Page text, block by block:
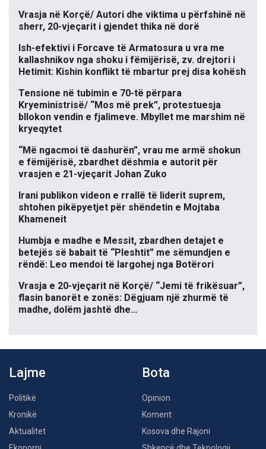
Vrasja në Korçë/ Autori dhe viktima u përfshinë në
sherr, 20-vjeçarit i gjendet thika në dorë
Ish-efektivi i Forcave të Armatosura u vra me
kallashnikov nga shoku i fëmijërisë, zv. drejtori i
Hetimit: Kishin konflikt të mbartur prej disa kohësh
Tensione në tubimin e 70-të përpara
Kryeministrisë/ “Mos më prek”, protestuesja
bllokon vendin e fjalimeve. Mbyllet me marshim në
kryeqytet
“Më ngacmoi të dashurën”, vrau me armë shokun
e fëmijërisë, zbardhet dëshmia e autorit për
vrasjen e 21-vjeçarit Johan Zuko
Irani publikon videon e rrallë të liderit suprem,
shtohen pikëpyetjet për shëndetin e Mojtaba
Khameneit
Humbja e madhe e Messit, zbardhen detajet e
betejës së babait të “Pleshtit” me sëmundjen e
rëndë: Leo mendoi të largohej nga Botërori
Vrasja e 20-vjeçarit në Korçë/ “Jemi të frikësuar”,
flasin banorët e zonës: Dëgjuam një zhurmë të
madhe, dolëm jashtë dhe…
Lajme
Politikë
Kronikë
Aktualitet
Bota
Opinion
Koment
Kosova dhe Rajoni